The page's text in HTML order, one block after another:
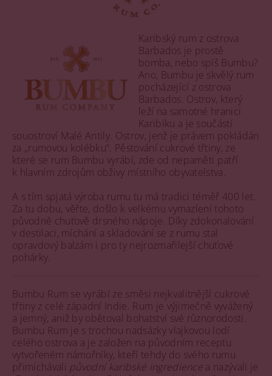
Karibský rum z ostrova
Barbados je prostě
bomba, nebo spíš Bumbu?
Ano, Bumbu je skvělý rum
pocházející z ostrova
Barbados. Ostrov, který
leží na samotné hranici
Karibiku a je součástí
souostroví Malé Antily. Ostrov, jenž je právem pokládán
za „rumovou kolébku“. Pěstování cukrové třtiny, ze
které se rum Bumbu vyrábí, zde od nepaměti patří
k hlavním zdrojům obživy místního obyvatelstva.
A s tím spjatá výroba rumu tu má tradici téměř 400 let.
Za tu dobu, věřte, došlo k velkému vymazlení tohoto
původně chuťově drsného nápoje. Díky zdokonalování
v destilaci, míchání a skladování se z rumu stal
opravdový balzám i pro ty nejrozmařilejší chuťové
pohárky.
Bumbu Rum se vyrábí ze směsi nejkvalitnější cukrové
třtiny z celé západní Indie. Rum je výjimečně vyvážený
a jemný, aniž by obětoval bohatství své různorodosti.
Bumbu Rum je s trochou nadsázky vlajkovou lodí
celého ostrova a je založen na původním receptu
vytvořeném námořníky, kteří tehdy do svého rumu
přimíchávali původní karibské ingredience a nazývali je